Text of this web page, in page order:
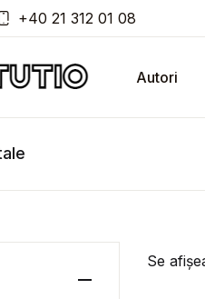
+40 21 312 01 08
Autori
Se